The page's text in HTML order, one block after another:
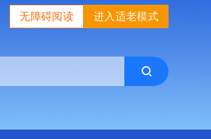
进入适老模式
无障碍阅读